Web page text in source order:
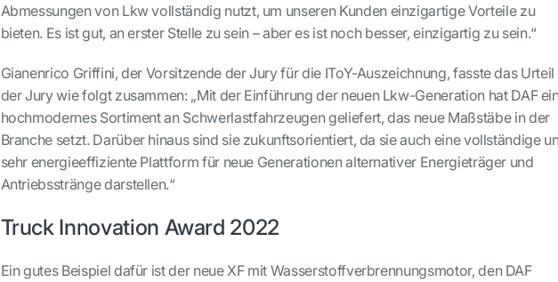
Abmessungen von Lkw vollständig nutzt, um unseren Kunden einzigartige Vorteile zu
bieten. Es ist gut, an erster Stelle zu sein – aber es ist noch besser, einzigartig zu sein.“
Gianenrico Griffini, der Vorsitzende der Jury für die IToY-Auszeichnung, fasste das Urteil
der Jury wie folgt zusammen: „Mit der Einführung der neuen Lkw-Generation hat DAF
hochmodernes Sortiment an Schwerlastfahrzeugen geliefert, das neue Maßstäbe in der
Branche setzt. Darüber hinaus sind sie zukunftsorientiert, da sie auch eine vollständige
sehr energieeffiziente Plattform für neue Generationen alternativer Energieträger und
Antriebsstränge darstellen.“
Truck Innovation Award 2022
Ein gutes Beispiel dafür ist der neue XF mit Wasserstoffverbrennungsmotor, den DAF